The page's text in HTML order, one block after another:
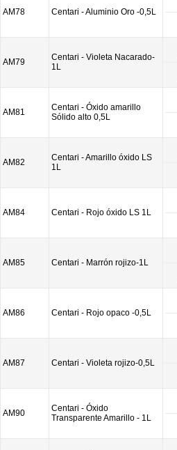
AM78 Centari - Aluminio Oro -0,5L
AM79
Centari - Violeta Nacarado-
1L
AM81
Centari - Óxido amarillo
Sólido alto 0,5L
AM82
Centari - Amarillo óxido LS
1L
AM84 Centari - Rojo óxido LS 1L
AM85 Centari - Marrón rojizo-1L
AM86 Centari - Rojo opaco -0,5L
AM87 Centari - Violeta rojizo-0,5L
AM90
Centari - Óxido
Transparente Amarillo - 1L